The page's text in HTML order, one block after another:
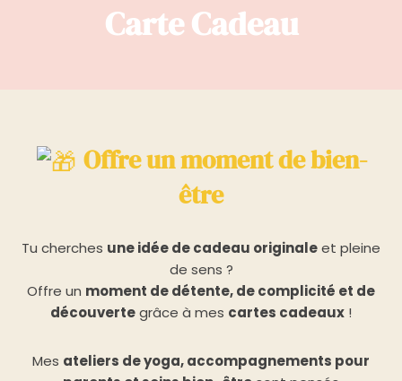
Carte Cadeau
Offre un moment de bien-
être
Tu cherches une idée de cadeau originaleet pleine
de sens ?
Offre un moment de détente, de complicité et de
découvertegrâce à mes cartes cadeaux !
Mes ateliers de yoga, accompagnements pour